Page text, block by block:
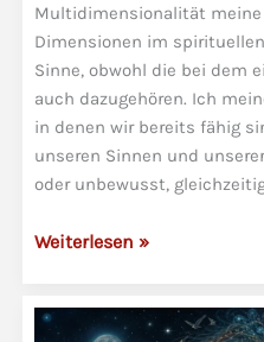
Multidimensionalität
Dimensionen im
Sinne, obwohl die bei dem
auch dazugehören. Ich
in denen wir bereits fähig
unseren Sinnen und
oder unbewusst,
Multidimensionalität
zukünftige
Weiterlesen »